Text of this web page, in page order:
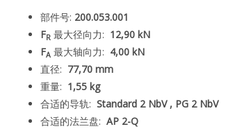
部件号: 200.053.001
FR最大径向力: 12,90 kN
FA 最大轴向力: 4,00 kN
直径: 77,70 mm
重量: 1,55 kg
合适的导轨: Standard 2 NbV , PG 2 NbV
合适的法兰盘: AP 2-Q